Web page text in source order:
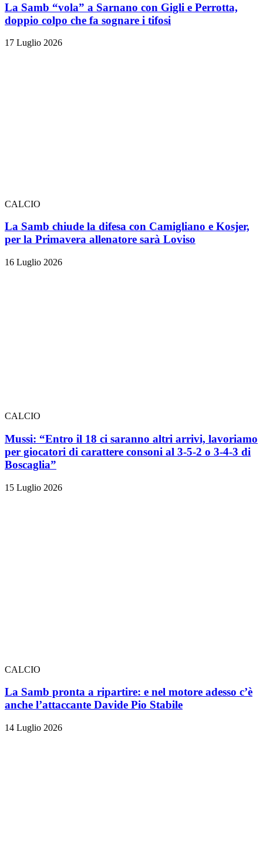
La Samb “vola” a Sarnano con Gigli e Perrotta,
doppio colpo che fa sognare i tifosi
17 Luglio 2026
CALCIO
La Samb chiude la difesa con Camigliano e Kosjer,
per la Primavera allenatore sarà Loviso
16 Luglio 2026
CALCIO
Mussi: “Entro il 18 ci saranno altri arrivi, lavoriamo
per giocatori di carattere consoni al 3-5-2 o 3-4-3 di
Boscaglia”
15 Luglio 2026
CALCIO
La Samb pronta a ripartire: e nel motore adesso c’è
anche l’attaccante Davide Pio Stabile
14 Luglio 2026